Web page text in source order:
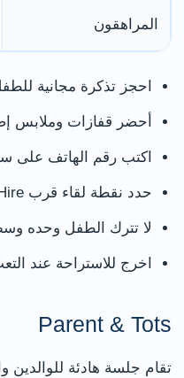
المراهقون
احجز تذكرة مجانية
أحضر قفازات وملابس
اكتب رقم الهاتف على
حدد نقطة لقاء قرب Skate Hire.
لا تترك الطفل وحده
اخرج للاستراحة عند
Parent & Tots
تقام جلسة هادئة للوالدين